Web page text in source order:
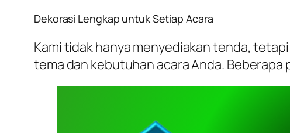
Dekorasi Lengkap untuk Setiap Acara
Kami tidak hanya menyediakan tenda,
tema dan kebutuhan acara Anda.